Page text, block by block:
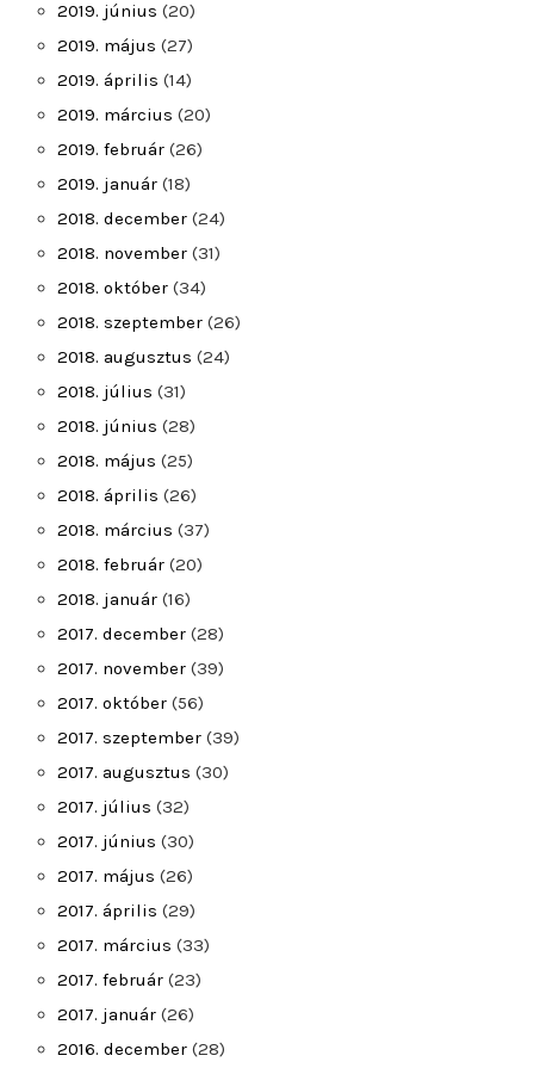
2019. június (20)
2019. május (27)
2019. április (14)
2019. március (20)
2019. február (26)
2019. január (18)
2018. december (24)
2018. november (31)
2018. október (34)
2018. szeptember (26)
2018. augusztus (24)
2018. július (31)
2018. június (28)
2018. május (25)
2018. április (26)
2018. március (37)
2018. február (20)
2018. január (16)
2017. december (28)
2017. november (39)
2017. október (56)
2017. szeptember (39)
2017. augusztus (30)
2017. július (32)
2017. június (30)
2017. május (26)
2017. április (29)
2017. március (33)
2017. február (23)
2017. január (26)
2016. december (28)